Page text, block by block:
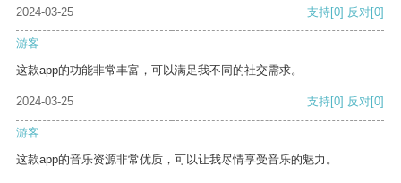
2024-03-25
支持[0] 反对[0]
游客
这款app的功能非常丰富，可以满足我不同的社交需求。
2024-03-25 支持[0] 反对[0]
游客
这款app的音乐资源非常优质，可以让我尽情享受音乐的魅力。